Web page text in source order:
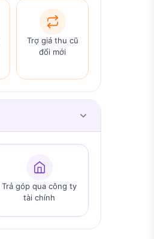
Trợ giá thu cũ
đổi mới
Trả góp qua công ty
tài chính